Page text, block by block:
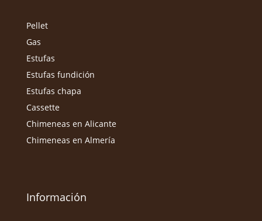
Pellet
Gas
Estufas
Estufas fundición
Estufas chapa
Cassette
Chimeneas en Alicante
Chimeneas en Almería
Información